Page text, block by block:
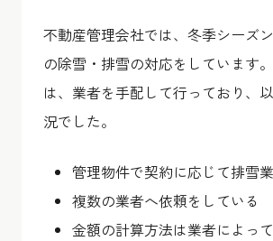
不動産管理会社では、冬季シーズ
の除雪・排雪の対応をしています
は、業者を手配して行っており、
況でした。
管理物件で契約に応じて排雪
複数の業者へ依頼をしている
金額の計算方法は業者によっ